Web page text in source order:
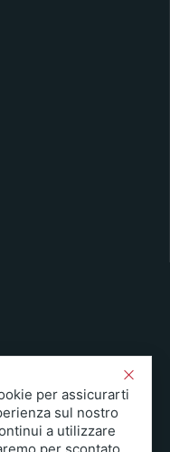
per assicurarti
sul nostro
a utilizzare